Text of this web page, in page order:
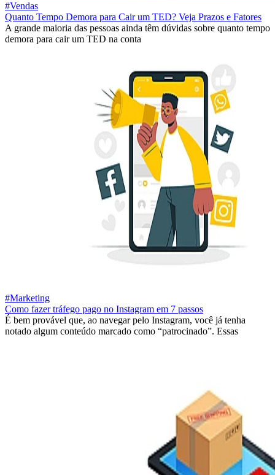
#Vendas
Quanto Tempo Demora para Cair um TED? Veja Prazos e Fatores
A grande maioria das pessoas ainda têm dúvidas sobre quanto tempo
demora para cair um TED na conta
#Marketing
Como fazer tráfego pago no Instagram em 7 passos
É bem provável que, ao navegar pelo Instagram, você já tenha
notado algum conteúdo marcado como “patrocinado”. Essas